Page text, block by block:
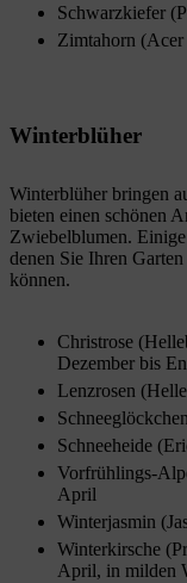
Schwarzkiefer
Zimtahorn (Acer
Winterblüher
Winterblüher bringen
bieten einen schönen
Zwiebelblumen.
denen Sie Ihren
können.
Christrose
Dezember bis
Lenzrosen
Schneeheide
Vorfrühlings-
April
Winterjasmin
Winterkirsche
April, in milden